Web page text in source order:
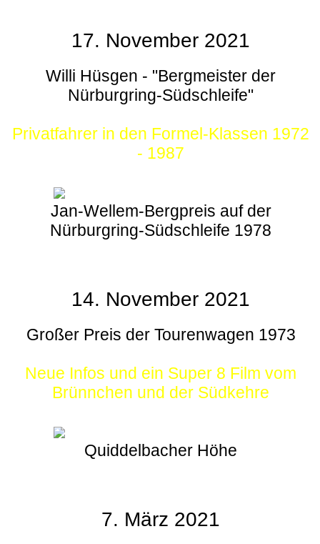
17. November 2021
Willi Hüsgen - "Bergmeister der
Nürburgring-Südschleife"
Privatfahrer in den Formel-Klassen 1972
- 1987
Jan-Wellem-Bergpreis auf der
Nürburgring-Südschleife 1978
14. November 2021
Großer Preis der Tourenwagen 1973
Neue Infos und ein Super 8 Film vom
Brünnchen und der Südkehre
Quiddelbacher Höhe
7. März 2021